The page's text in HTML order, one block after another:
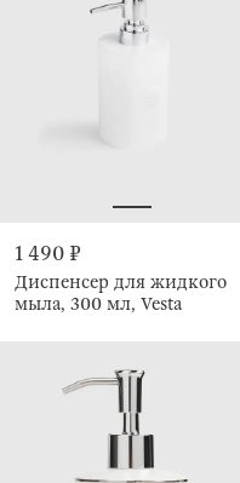
1 490 ₽
Диспенсер для жидкого
мыла, 300 мл, Vesta